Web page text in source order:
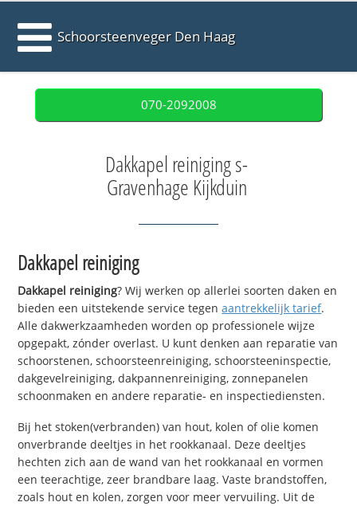
Schoorsteenveger Den Haag
070-2092008
Dakkapel reiniging s-
Gravenhage Kijkduin
Dakkapel reiniging
Dakkapel reiniging? Wij werken op allerlei soorten daken en
bieden een uitstekende service tegenaantrekkelijk tarief.
Alle dakwerkzaamheden worden op professionele wijze
opgepakt, zónder overlast. U kunt denken aan reparatie van
schoorstenen, schoorsteenreiniging, schoorsteeninspectie,
dakgevelreiniging, dakpannenreiniging, zonnepanelen
schoonmaken en andere reparatie- en inspectiediensten.
Bij het stoken(verbranden) van hout, kolen of olie komen
onverbrande deeltjes in het rookkanaal. Deze deeltjes
hechten zich aan de wand van het rookkanaal en vormen
een teerachtige, zeer brandbare laag. Vaste brandstoffen,
zoals hout en kolen, zorgen voor meer vervuiling. Uit de